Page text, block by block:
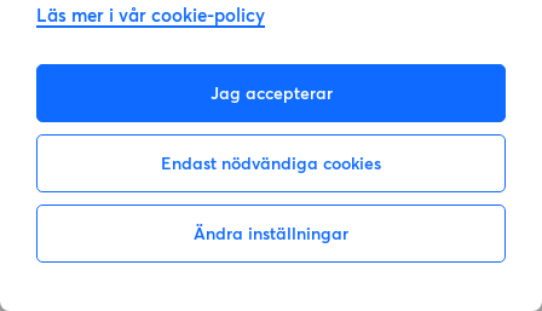
Läs mer i vår cookie-policy
Jag accepterar
Endast nödvändiga cookies
Ändra inställningar